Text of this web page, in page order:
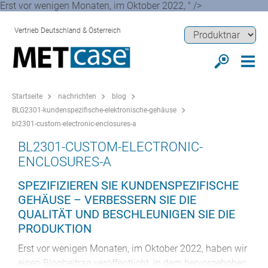
Erst vor wenigen Monaten, im Oktober 2022, " />
Vertrieb Deutschland & Österreich
Startseite nachrichten
blog
BLG2301-kundenspezifische-elektronische-gehäuse
bl2301-custom-electronic-enclosures-a
BL2301-CUSTOM-ELECTRONIC-
ENCLOSURES-A
SPEZIFIZIEREN SIE KUNDENSPEZIFISCHE
GEHÄUSE – VERBESSERN SIE DIE
QUALITÄT UND BESCHLEUNIGEN SIE DIE
PRODUKTION
Erst vor wenigen Monaten, im Oktober 2022, haben wir
einen Blogbeitrag veröffentlicht, in dem hervorgehoben